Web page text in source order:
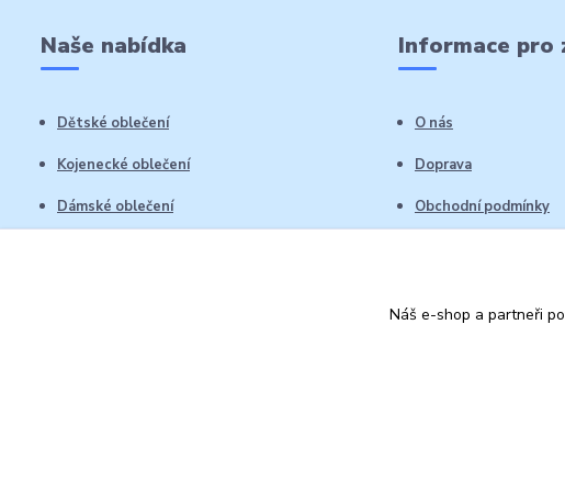
Naše nabídka
Dětské oblečení
Kojenecké oblečení
Dámské oblečení
Informace pro
O nás
Doprava
Obchodní podmínky
Náš e-shop a partneři